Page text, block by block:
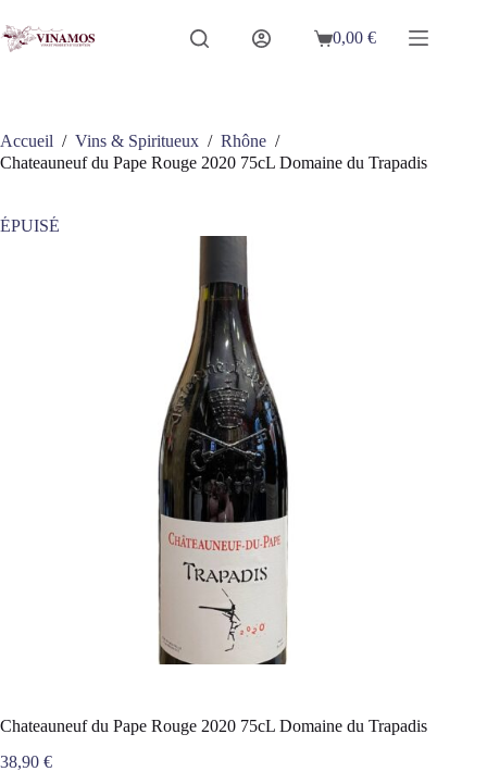
au
contenu
Panier
0,00€
Accueil / Vins & Spiritueux / Rhône /
Chateauneuf du Pape Rouge 2020 75cL Domaine du Trapadis
ÉPUISÉ
Chateauneuf du Pape Rouge 2020 75cL Domaine du Trapadis
38,90 €